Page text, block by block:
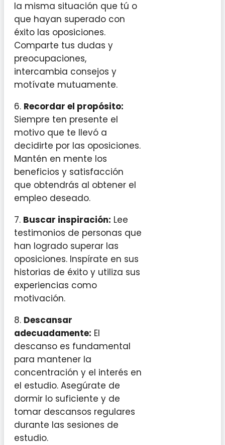
la misma situación que tú o
que hayan superado con
éxito las oposiciones.
Comparte tus dudas y
preocupaciones,
intercambia consejos y
motívate mutuamente.
6. Recordar el propósito:
Siempre ten presente el
motivo que te llevó a
decidirte por las oposiciones.
Mantén en mente los
beneficios y satisfacción
que obtendrás al obtener el
empleo deseado.
7. Buscar inspiración: Lee
testimonios de personas que
han logrado superar las
oposiciones. Inspírate en sus
historias de éxito y utiliza sus
experiencias como
motivación.
8. Descansar
adecuadamente: El
descanso es fundamental
para mantener la
concentración y el interés en
el estudio. Asegúrate de
dormir lo suficiente y de
tomar descansos regulares
durante las sesiones de
estudio.